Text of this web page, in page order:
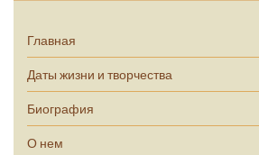
Главная
Даты жизни и творчества
Биография
О нем